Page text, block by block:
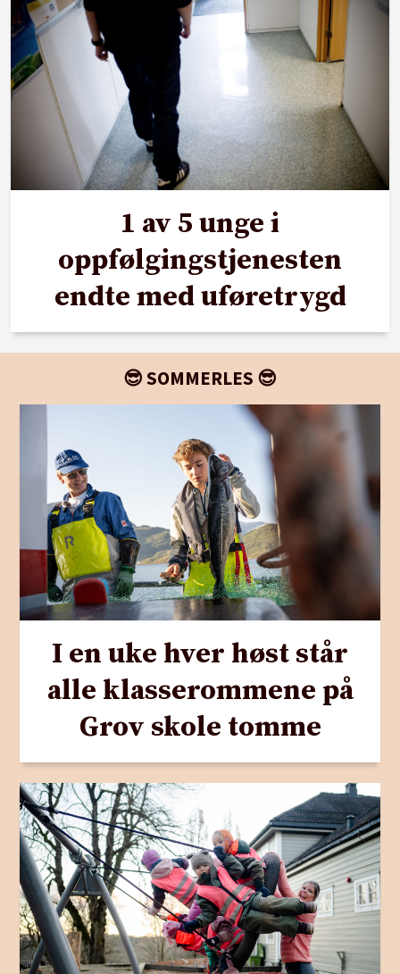
1 av 5 unge i
oppfølgingstjenesten
endte med uføretrygd
😎 SOMMERLES 😎
I en uke hver høst står
alle klasserommene på
Grov skole tomme